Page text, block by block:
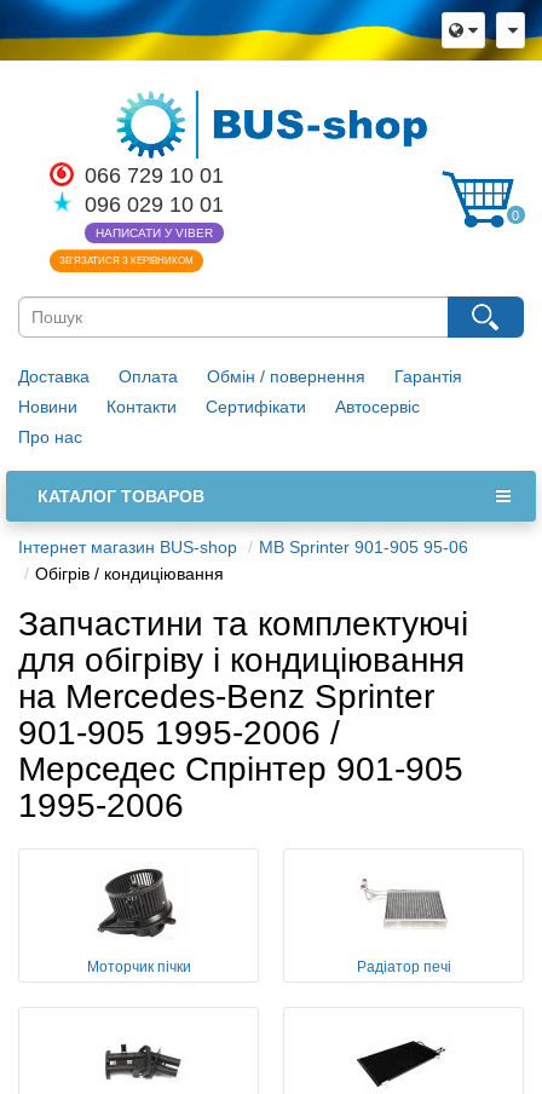
066 729 10 01
096 029 10 01
НАПИСАТИ У VIBER
ЗВ’ЯЗАТИСЯ З КЕРІВНИКОМ
0
Доставка Оплата Обмін / повернення
Гарантія
Новини
Контакти Сертифікати
Автосервіс
Про нас
КАТАЛОГ ТОВАРОВ
Інтернет магазин BUS-shop
MB Sprinter 901-905 95-06
Обігрів / кондиціювання
×
Мова магазину
Виберіть будь ласка мову магазину
Русский
Українська
Закрити
Запчастини та комплектуючі
для обігріву і кондиціювання
на Mercedes-Benz Sprinter
901-905 1995-2006 /
Мерседес Спрінтер 901-905
1995-2006
Моторчик пічки Радіатор печі